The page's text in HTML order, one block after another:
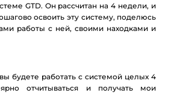
GTD. Он рассчитан на 4 недели, и
освоить эту систему, поделюсь
работы с ней, своими находками и
будете работать с системой целых 4
отчитываться и получать мои